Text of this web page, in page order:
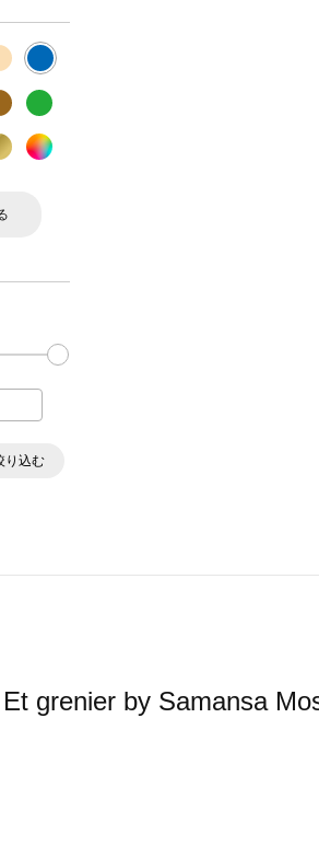
り込む
Et grenier by Samansa